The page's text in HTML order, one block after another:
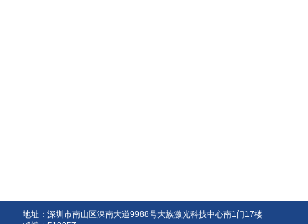
地址：深圳市南山区深南大道9988号大族激光科技中心南1门17楼